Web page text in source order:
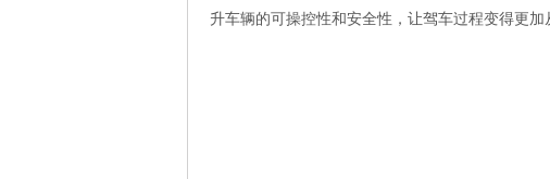
升车辆的可操控性和安全性，让驾车过程变得更加